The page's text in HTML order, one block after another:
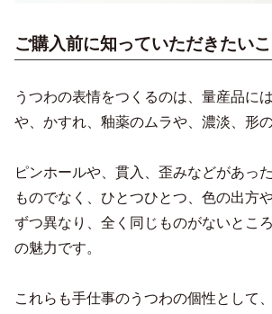
ご購入前に知っていただきたいこ
うつわの表情をつくるのは、量産品に
や、かすれ、釉薬のムラや、濃淡、形
ピンホールや、貫入、歪みなどがあっ
ものでなく、ひとつひとつ、色の出方
ずつ異なり、全く同じものがないとこ
の魅力です。
これらも手仕事のうつわの個性として